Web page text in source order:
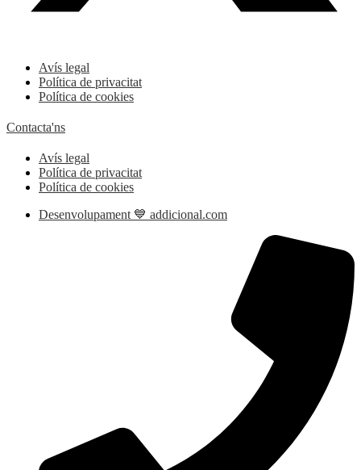
Avís legal
Política de privacitat
Política de cookies
Contacta'ns
Avís legal
Política de privacitat
Política de cookies
Desenvolupament 💙 addicional.com